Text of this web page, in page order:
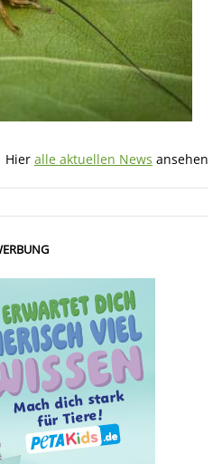
Hier alle aktuellen News ansehen